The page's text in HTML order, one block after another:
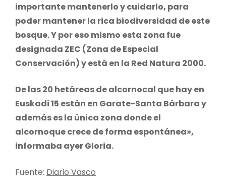
importante mantenerlo y cuidarlo, para
poder mantener la rica biodiversidad de este
bosque. Y por eso mismo esta zona fue
designada ZEC (Zona de Especial
Conservación) y está en la Red Natura 2000.
De las 20 hetáreas de alcornocal que hay en
Euskadi 15 están en Garate-Santa Bárbara y
además es la única zona donde el
alcornoque crece de forma espontánea»,
informaba ayer Gloria.
Fuente: Diario Vasco